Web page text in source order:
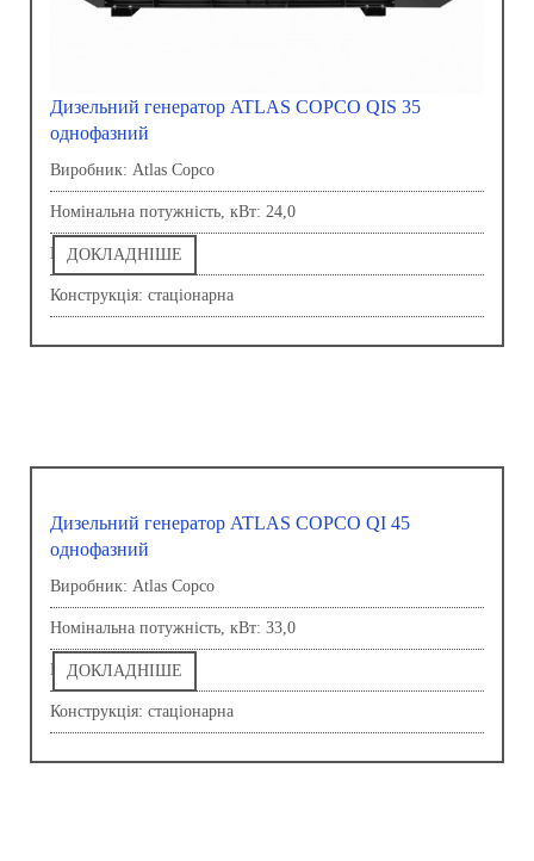
Дизельний генератор ATLAS COPCO QIS 35
однофазний
Виробник: Atlas Copco
Номінальна потужність, кВт: 24,0
Напруга, В: 230,0
Конструкція: стаціонарна
ДОКЛАДНІШЕ
Дизельний генератор ATLAS COPCO QI 45
однофазний
Виробник: Atlas Copco
Номінальна потужність, кВт: 33,0
Напруга, В: 230,0
Конструкція: стаціонарна
ДОКЛАДНІШЕ